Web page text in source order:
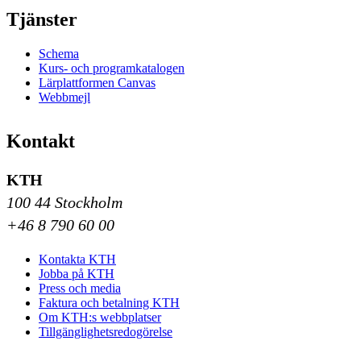
Tjänster
Schema
Kurs- och programkatalogen
Lärplattformen Canvas
Webbmejl
Kontakt
KTH
100 44 Stockholm
+46 8 790 60 00
Kontakta KTH
Jobba på KTH
Press och media
Faktura och betalning KTH
Om KTH:s webbplatser
Tillgänglighetsredogörelse